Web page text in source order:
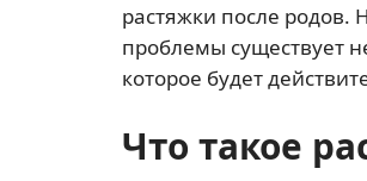
растяжки после родов.
проблемы существует
которое будет
Что такое